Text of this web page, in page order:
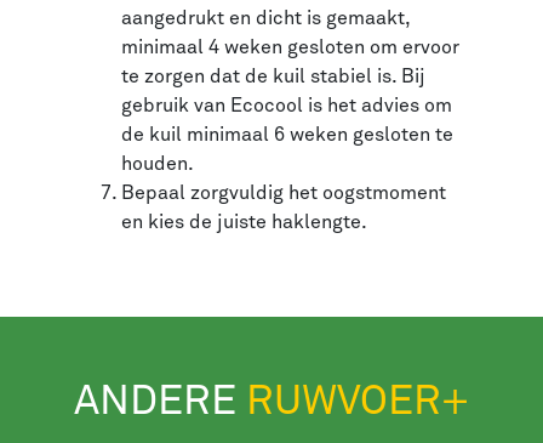
aangedrukt en dicht is gemaakt,
minimaal 4 weken gesloten om ervoor
te zorgen dat de kuil stabiel is. Bij
gebruik van Ecocool is het advies om
de kuil minimaal 6 weken gesloten te
houden.
Bepaal zorgvuldig het oogstmoment
en kies de juiste haklengte.
ANDERE RUWVOER+